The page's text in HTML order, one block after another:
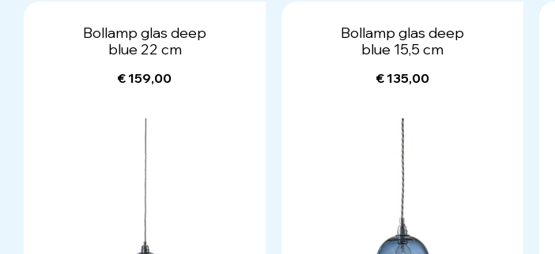
Bollamp glas deep
blue 22 cm
€ 159,00
Bollamp glas deep
blue 15,5 cm
€ 135,00